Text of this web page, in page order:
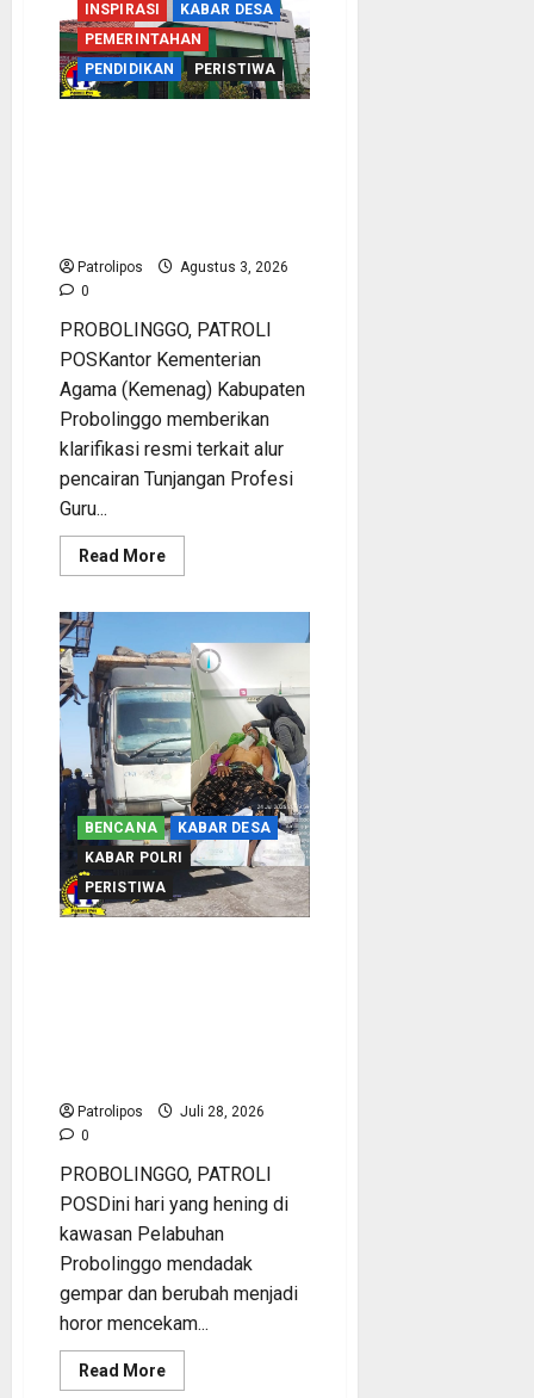
Lereng
Bromo:
Jejak
Indah
Tradisi
INSPIRASI
KABAR DESA
PEMERINTAHAN
PENDIDIKAN
PERISTIWA
Patrolipos
Agustus 3, 2026
0
PROBOLINGGO, PATROLI
POSKantor Kementerian
Agama (Kemenag) Kabupaten
Probolinggo memberikan
klarifikasi resmi terkait alur
pencairan Tunjangan Profesi
Guru...
Read MoreRead
more
Probolinggo
Luruskan
Alur
Pencairan
TPG
Terutang
Guru
Madrasah,
3.000
Lebih
Sudah
Cair
BENCANA
KABAR DESA
KABAR POLRI
PERISTIWA
Patrolipos
Juli 28, 2026
0
PROBOLINGGO, PATROLI
POSDini hari yang hening di
kawasan Pelabuhan
Probolinggo mendadak
gempar dan berubah menjadi
horor mencekam...
Read MoreRead
more